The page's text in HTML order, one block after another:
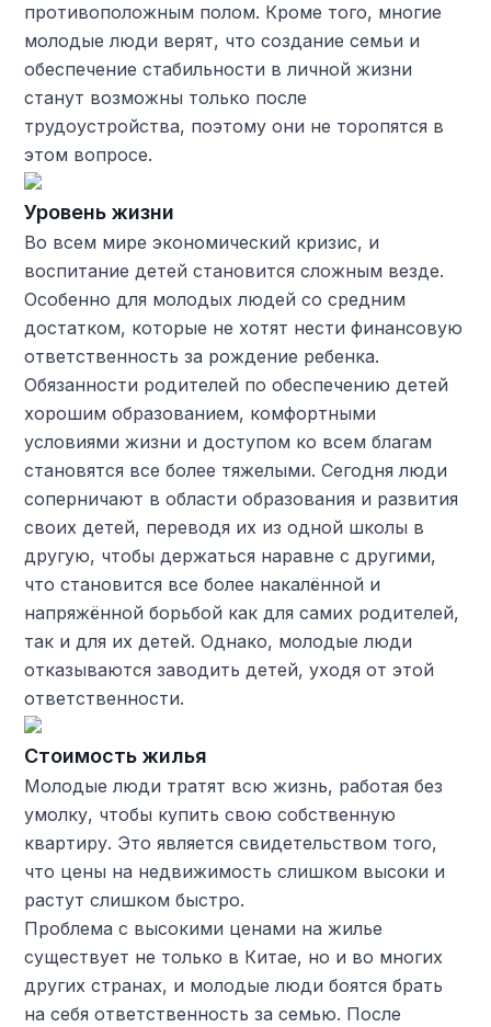
противоположным полом. Кроме того, многие
молодые люди верят, что создание семьи и
обеспечение стабильности в личной жизни
станут возможны только после
трудоустройства, поэтому они не торопятся в
этом вопросе.
Уровень жизни
Во всем мире экономический кризис, и
воспитание детей становится сложным везде.
Особенно для молодых людей со средним
достатком, которые не хотят нести финансовую
ответственность за рождение ребенка.
Обязанности родителей по обеспечению детей
хорошим образованием, комфортными
условиями жизни и доступом ко всем благам
становятся все более тяжелыми. Сегодня люди
соперничают в области образования и развития
своих детей, переводя их из одной школы в
другую, чтобы держаться наравне с другими,
что становится все более накалённой и
напряжённой борьбой как для самих родителей,
так и для их детей. Однако, молодые люди
отказываются заводить детей, уходя от этой
ответственности.
Стоимость жилья
Молодые люди тратят всю жизнь, работая без
умолку, чтобы купить свою собственную
квартиру. Это является свидетельством того,
что цены на недвижимость слишком высоки и
растут слишком быстро.
Проблема с высокими ценами на жилье
существует не только в Китае, но и во многих
других странах, и молодые люди боятся брать
на себя ответственность за семью. После